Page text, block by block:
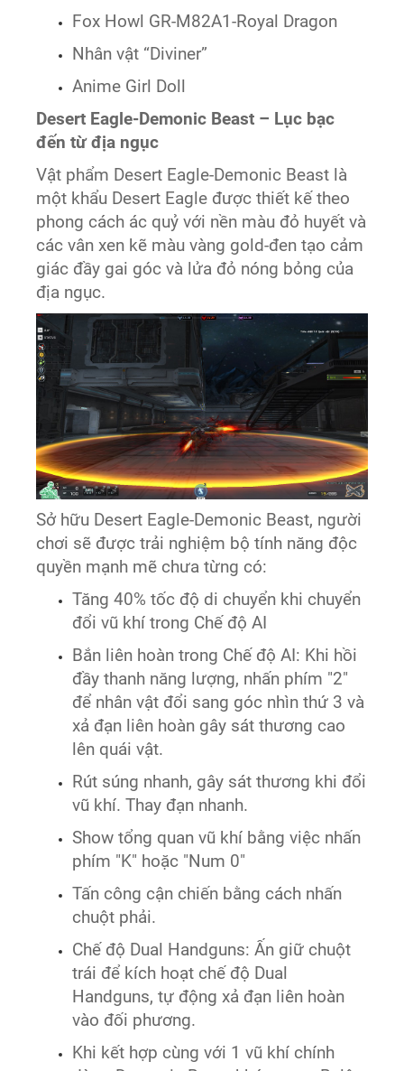
Fox Howl GR-M82A1-Royal Dragon
Nhân vật “Diviner”
Anime Girl Doll
Desert Eagle-Demonic Beast – Lục bạc
đến từ địa ngục
Vật phẩm Desert Eagle-Demonic Beast là
một khẩu Desert Eagle được thiết kế theo
phong cách ác quỷ với nền màu đỏ huyết và
các vân xen kẽ màu vàng gold-đen tạo cảm
giác đầy gai góc và lửa đỏ nóng bỏng của
địa ngục.
Sở hữu Desert Eagle-Demonic Beast, người
chơi sẽ được trải nghiệm bộ tính năng độc
quyền mạnh mẽ chưa từng có:
Tăng 40% tốc độ di chuyển khi chuyển
đổi vũ khí trong Chế độ AI
Bắn liên hoàn trong Chế độ AI: Khi hồi
đầy thanh năng lượng, nhấn phím "2"
để nhân vật đổi sang góc nhìn thứ 3 và
xả đạn liên hoàn gây sát thương cao
lên quái vật.
Rút súng nhanh, gây sát thương khi đổi
vũ khí. Thay đạn nhanh.
Show tổng quan vũ khí bằng việc nhấn
phím "K" hoặc "Num 0"
Tấn công cận chiến bằng cách nhấn
chuột phải.
Chế độ Dual Handguns: Ấn giữ chuột
trái để kích hoạt chế độ Dual
Handguns, tự động xả đạn liên hoàn
vào đối phương.
Khi kết hợp cùng với 1 vũ khí chính